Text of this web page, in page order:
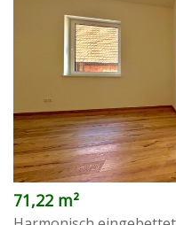
71,22 m²